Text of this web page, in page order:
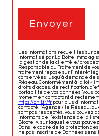
Envoyer
Les informations recueillies sur
informatisé par La Boite Immo
la gestion de la clientèle/
Responsable du Traitement de
traitement repose sur l'intérêt
conservées jusqu'à demande de
Réseau. Conformément à la loi «
droits d’accès, de rectification,
portabilité de vos données. Vous
moment en contactant
https://cnil.fr/fr pour plus
contacté l'Agence / le Réseau,
sont pas respectés, vous pouvez
informons de l’existence de la
Bloctel », sur laquelle vous
Dans le cadre de la protection
ne pas inscrire de Données